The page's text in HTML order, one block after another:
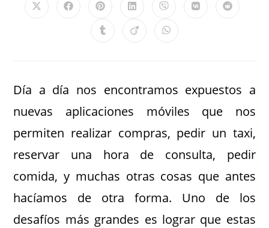
Día a día nos encontramos expuestos a
nuevas aplicaciones móviles que nos
permiten realizar compras, pedir un taxi,
reservar una hora de consulta, pedir
comida, y muchas otras cosas que antes
hacíamos de otra forma. Uno de los
desafíos más grandes es lograr que estas